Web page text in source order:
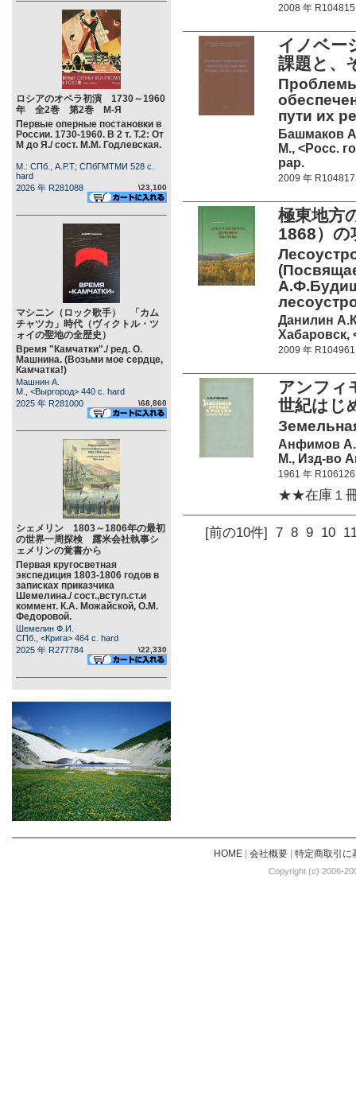
ロシアのオペラ初演 1730～1960
年 全2巻 第2巻 М-Я
Первые оперные постановки в
России. 1730-1960. В 2 т. Т.2: От
М до Я./ сост. М.М. Годлевская.
М.: СПб., А.Р.Т; СПбГМТМИ 528 c.
hard
2026 年 R281088
\23,100
マシニン（ロック歌手） 「カム
チャツカ」時代（ヴィクトル・ツ
ォイの聖地の全歴史）
Время "Камчатки"./ ред. О.
Машнина. (Возьми мое сердце,
Камчатка!)
Машнин А.
М., <Выргород> 440 c. hard
2025 年 R281000
\68,860
シェメリン 1803～1806年の最初
の世界一周探検 露米会社執事シ
ェメリンの覚書から
Первая кругосветная
экспедиция 1803-1806 годов в
записках приказчика
Шемелина./ сост.,вступ.ст.и
коммент. К.А. Можайской, О.М.
Федоровой.
Шемелин Ф.И.
СПб., <Крига> 464 c. hard
2025 年 R277784
\22,330
2008 年 R104815
イノベー
課題と、
пути их
Башмаков
М., <Росс.
pap.
2009 年 R104817
極東地方
1868）の
Данилин
Хабаровск,
2009 年 R104961
アンフ
世紀はじ
Анфимов
М., Изд-во
1961 年 R106126
★★在庫１
[前の10件] 7 8 9 10
HOME| 会社概要| 特定商取引に
Copyright (c) 2006-